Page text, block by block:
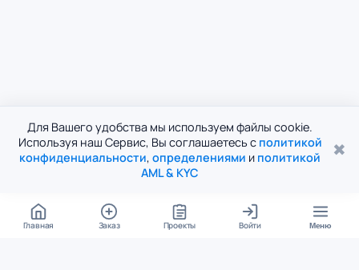
Для Вашего удобства мы используем файлы cookie.
Используя наш Сервис, Вы соглашаетесь с политикой
конфиденциальности, определениями и политикой
AML & KYC
✖
Главная Заказ Проекты Войти Меню